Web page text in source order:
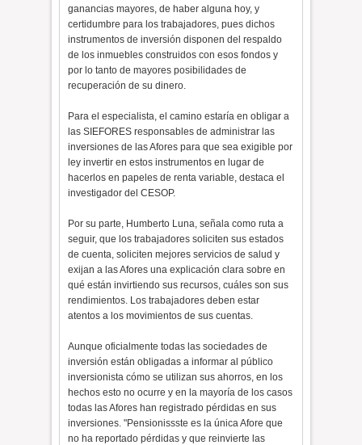
ganancias mayores, de haber alguna hoy, y
certidumbre para los trabajadores, pues dichos
instrumentos de inversión disponen del respaldo
de los inmuebles construidos con esos fondos y
por lo tanto de mayores posibilidades de
recuperación de su dinero.
Para el especialista, el camino estaría en obligar a
las SIEFORES responsables de administrar las
inversiones de las Afores para que sea exigible por
ley invertir en estos instrumentos en lugar de
hacerlos en papeles de renta variable, destaca el
investigador del CESOP.
Por su parte, Humberto Luna, señala como ruta a
seguir, que los trabajadores soliciten sus estados
de cuenta, soliciten mejores servicios de salud y
exijan a las Afores una explicación clara sobre en
qué están invirtiendo sus recursos, cuáles son sus
rendimientos. Los trabajadores deben estar
atentos a los movimientos de sus cuentas.
Aunque oficialmente todas las sociedades de
inversión están obligadas a informar al público
inversionista cómo se utilizan sus ahorros, en los
hechos esto no ocurre y en la mayoría de los casos
todas las Afores han registrado pérdidas en sus
inversiones. "Pensionissste es la única Afore que
no ha reportado pérdidas y que reinvierte las